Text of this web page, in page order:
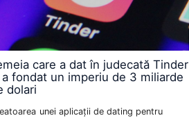
care a dat în judecată Tinder
a fondat un imperiu de 3 miliarde
dolari
unei aplicații de dating pentru